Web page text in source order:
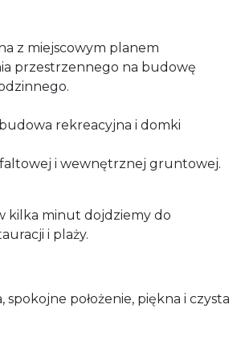
z miejscowym planem
przestrzennego na budowę
rekreacyjna i domki
i wewnętrznej gruntowej.
kilka minut dojdziemy do
i plaży.
położenie, piękna i czysta